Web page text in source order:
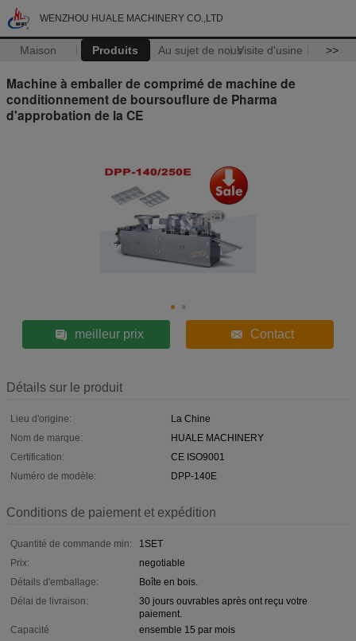
WENZHOU HUALE MACHINERY CO.,LTD
Maison Produits Au sujet de nousVisite d'usine >>
Machine à emballer de comprimé de machine de
conditionnement de boursouflure de Pharma
d'approbation de la CE
meilleur prix Contact
Détails sur le produit
Lieu d'origine:
La Chine
Nom de marque:
HUALE MACHINERY
Certification:
CE ISO9001
Numéro de modèle:
DPP-140E
Conditions de paiement et expédition
Quantité de commande min:
1SET
Prix:
negotiable
Détails d'emballage:
Boîte en bois.
Délai de livraison:
30 jours ouvrables après ont reçu votre
paiement.
Capacité
ensemble 15 par mois